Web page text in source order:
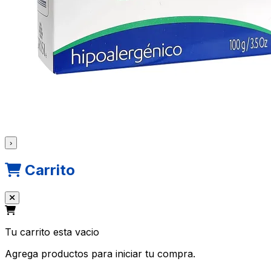
›
Carrito
Tu carrito esta vacio
Agrega productos para iniciar tu compra.